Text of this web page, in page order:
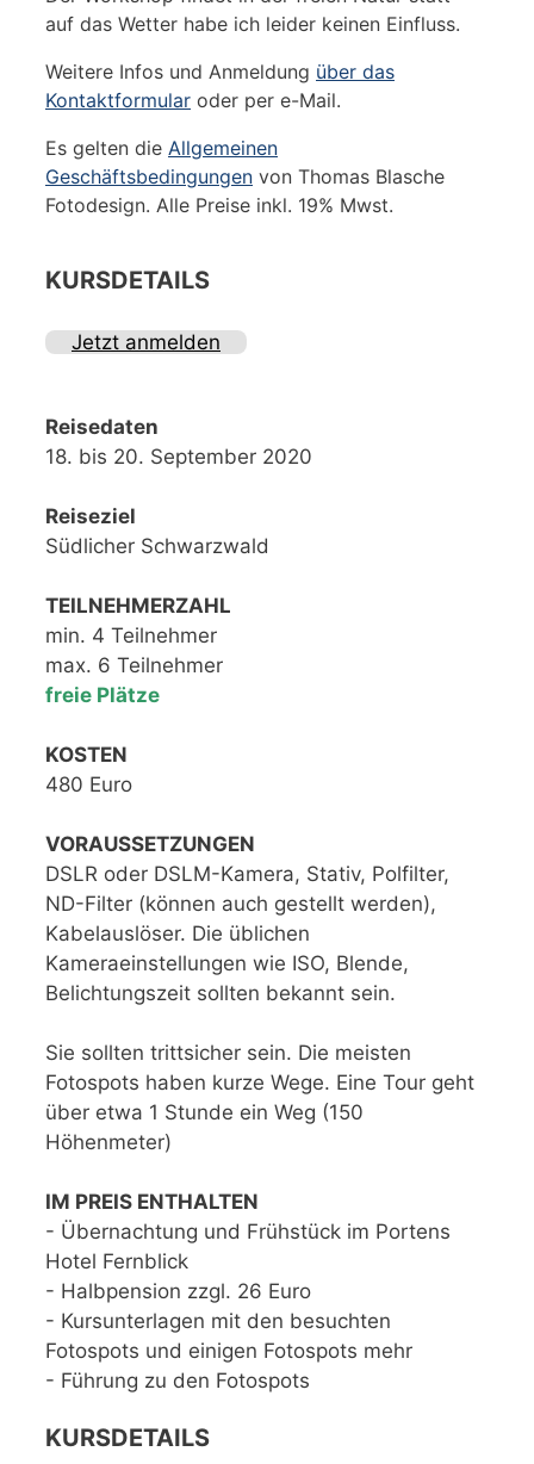
auf das Wetter habe ich leider keinen Einfluss.
Weitere Infos und Anmeldung über das
Kontaktformular oder per e-Mail.
Es gelten die Allgemeinen
Geschäftsbedingungen von Thomas Blasche
Fotodesign. Alle Preise inkl. 19% Mwst.
KURSDETAILS
Jetzt anmelden
Reisedaten
18. bis 20. September 2020
Reiseziel
Südlicher Schwarzwald
TEILNEHMERZAHL
min. 4 Teilnehmer
max. 6 Teilnehmer
freie Plätze
KOSTEN
480 Euro
VORAUSSETZUNGEN
DSLR oder DSLM-Kamera, Stativ, Polfilter,
ND-Filter (können auch gestellt werden),
Kabelauslöser. Die üblichen
Kameraeinstellungen wie ISO, Blende,
Belichtungszeit sollten bekannt sein.
Sie sollten trittsicher sein. Die meisten
Fotospots haben kurze Wege. Eine Tour geht
über etwa 1 Stunde ein Weg (150
Höhenmeter)
IM PREIS ENTHALTEN
- Übernachtung und Frühstück im Portens
Hotel Fernblick
- Halbpension zzgl. 26 Euro
- Kursunterlagen mit den besuchten
Fotospots und einigen Fotospots mehr
- Führung zu den Fotospots
KURSDETAILS